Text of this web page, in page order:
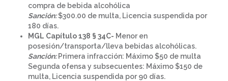
compra de bebida alcohólica
Sanción:$300.00 de multa, Licencia suspendida por
180 días.
MGL Capítulo 138 § 34C- Menor en
posesión/transporta/lleva bebidas alcohólicas.
Sanción: Primera infracción: Máximo $50 de multa
Segunda ofensa y subsecuentes: Máximo $150 de
multa, Licencia suspendida por 90 días.